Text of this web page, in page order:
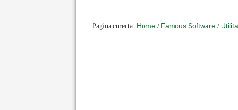
Pagina curenta: Home / Famous Software /